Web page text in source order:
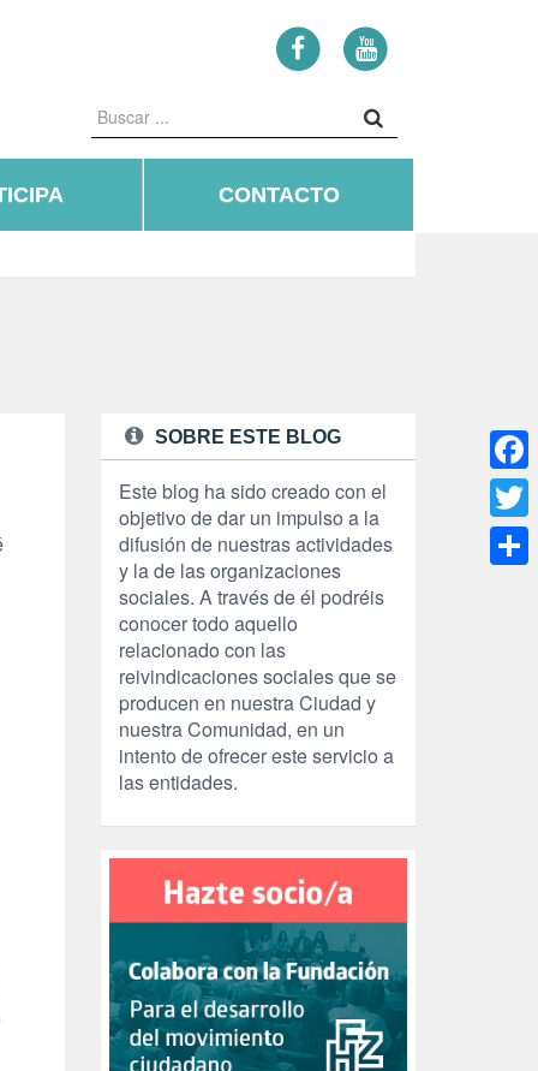
CONTACTO
SOBRE ESTE BLOG
Este blog ha sido creado con el
objetivo de dar un impulso a la
difusión de nuestras actividades
y la de las organizaciones
sociales. A través de él podréis
conocer todo aquello
relacionado con las
reivindicaciones sociales que se
producen en nuestra Ciudad y
nuestra Comunidad, en un
intento de ofrecer este servicio a
las entidades.